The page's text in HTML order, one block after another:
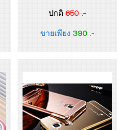
ปกติ 650 .-
ขายเพียง 390 .-